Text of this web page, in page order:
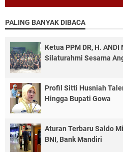
PALING BANYAK DIBACA
Ketua PPM DR, H. ANDI
Silaturahmi Sesama
Profil Sitti Husniah
Hingga Bupati Gowa
Aturan Terbaru Saldo
BNI, Bank Mandiri